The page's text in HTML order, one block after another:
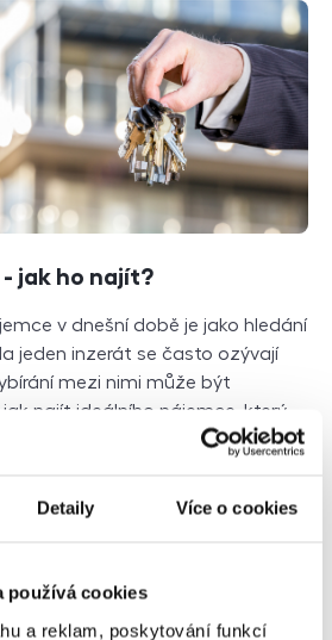
Detaily Více o cookies
používá cookies
a reklam, poskytování funkcí
jak ho najít?
v dnešní době je jako hledání
jeden inzerát se často ozývají
mezi nimi může být
najít ideálního nájemce, který